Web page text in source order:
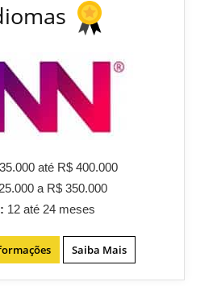
até R$ 400.000
a R$ 350.000
12 até 24 meses
Saiba Mais